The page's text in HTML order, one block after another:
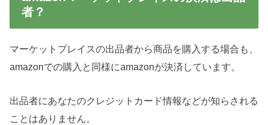
者？
マーケットプレイスの出品者から商品を購入する場合も、
amazonでの購入と同様にamazonが決済しています。
出品者にあなたのクレジットカード情報などが知らされる
ことはありません。